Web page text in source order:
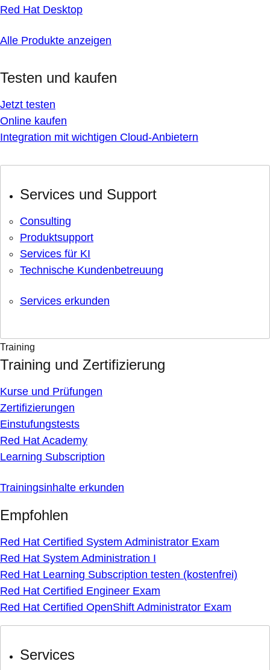
Red Hat Desktop
Alle Produkte anzeigen
Testen und kaufen
Jetzt testen
Online kaufen
Integration mit wichtigen Cloud-Anbietern
Services und Support
Consulting
Produktsupport
Services für KI
Technische Kundenbetreuung
Services erkunden
Training
Training und Zertifizierung
Kurse und Prüfungen
Zertifizierungen
Einstufungstests
Red Hat Academy
Learning Subscription
Trainingsinhalte erkunden
Empfohlen
Red Hat Certified System Administrator Exam
Red Hat System Administration I
Red Hat Learning Subscription testen (kostenfrei)
Red Hat Certified Engineer Exam
Red Hat Certified OpenShift Administrator Exam
Services